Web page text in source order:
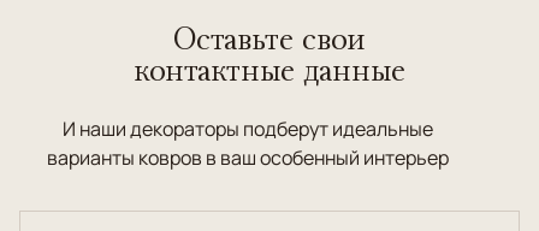
Оставьте свои
контактные данные
И наши декораторы подберут идеальные
варианты ковров в ваш особенный интерьер